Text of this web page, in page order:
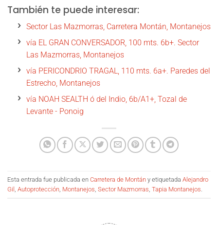
También te puede interesar:
Sector Las Mazmorras, Carretera Montán, Montanejos
vía EL GRAN CONVERSADOR, 100 mts. 6b+. Sector
Las Mazmorras, Montanejos
vía PERICONDRIO TRAGAL, 110 mts. 6a+. Paredes del
Estrecho, Montanejos
vía NOAH SEALTH ó del Indio, 6b/A1+, Tozal de
Levante - Ponoig
Esta entrada fue publicada en Carretera de Montán y etiquetada Alejandro
Gil Autoprotección Montanejos Sector Mazmorras Tapia Montanejos